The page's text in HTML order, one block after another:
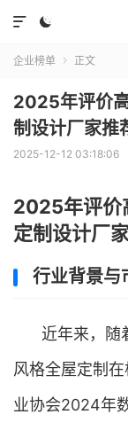


企业榜单  正文
2025年评价
制设计厂家推
2025-12-12 03:18:06
2025年评价
定制设计厂
行业背景与
近年来，随
风格全屋定制
业协会2024年